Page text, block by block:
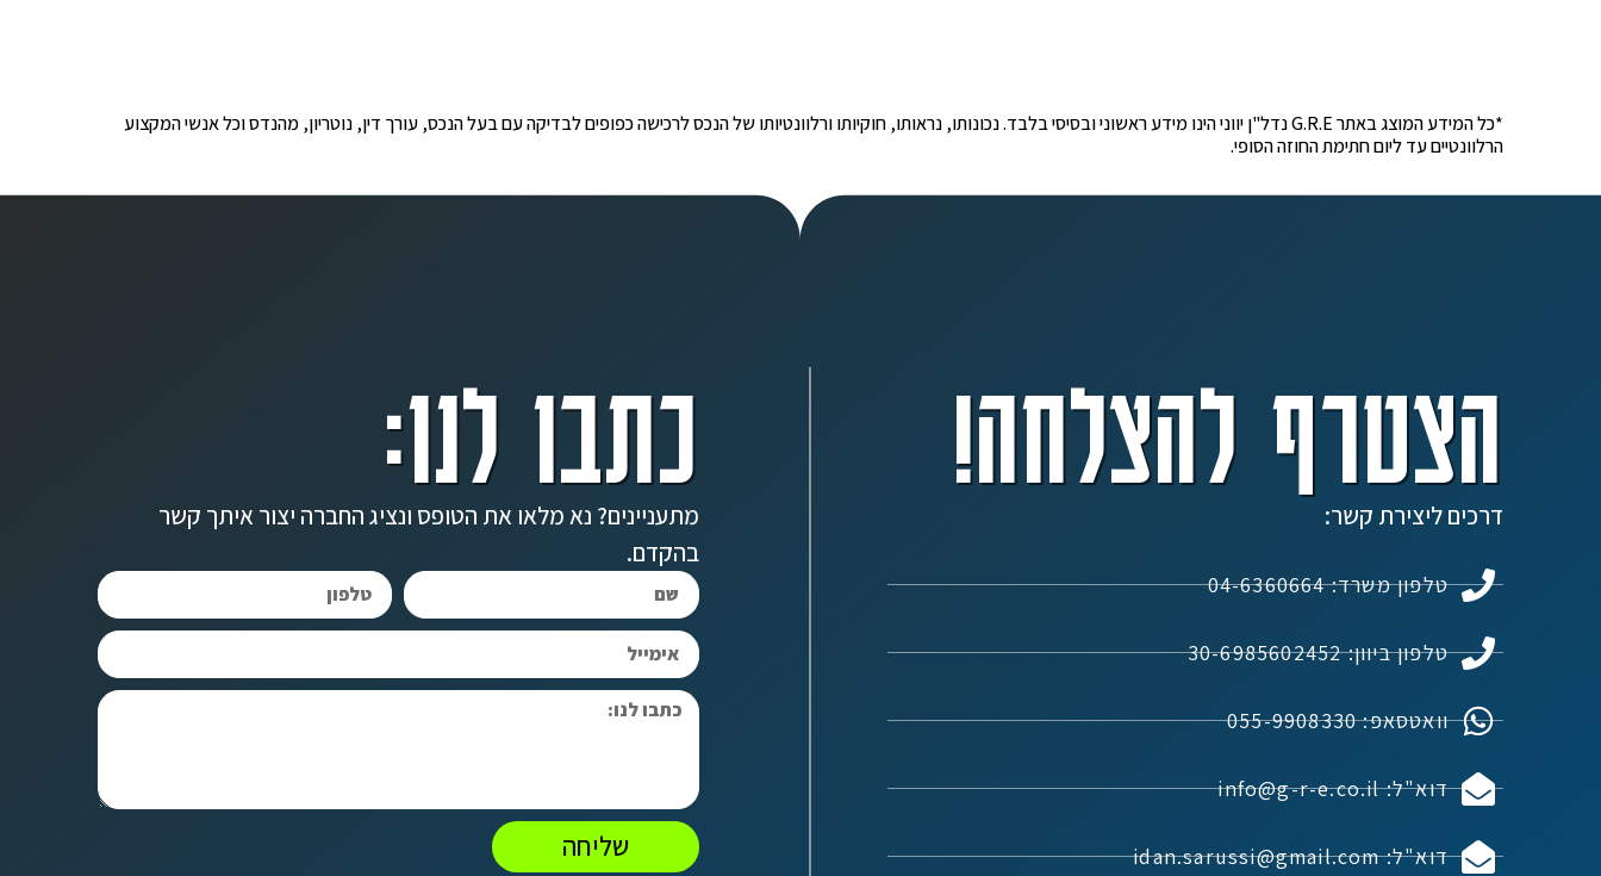
*כל המידע המוצג באתר G.R.E נדל"ן יווני הינו מידע ראשוני ובסיסי בלבד. נכונותו, נראותו, חוקיותו ורלוונטיותו של הנכס לרכישה כפופים לבדיקה עם בעל הנכס, עורך דין, נוטריון, מהנדס וכל אנשי המקצוע
הרלוונטיים עד ליום חתימת החוזה הסופי.
הצטרף להצלחה!
דרכים ליצירת קשר:
טלפון משרד: 04-6360664
טלפון ביוון: 30-6985602452
וואטסאפ: 055-9908330
דוא"ל: info@g-r-e.co.il
דוא"ל: idan.sarussi@gmail.com
כתבו לנו:
מתעניינים? נא מלאו את הטופס ונציג החברה יצור איתך קשר
בהקדם.
שליחה